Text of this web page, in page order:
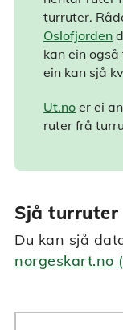
turruter.
Oslofjorden
kan ein
ein kan sjå
Ut.no er ei
ruter frå
Sjå turruter
Du kan sjå
norgeskart.no